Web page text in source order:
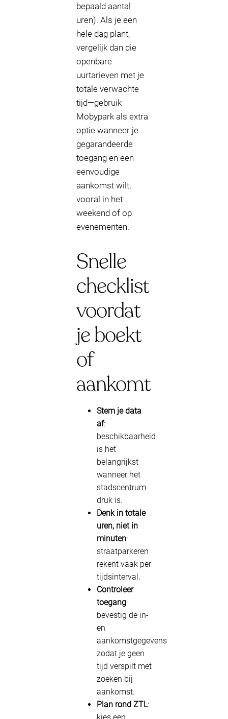
bepaald aantal
uren). Als je een
hele dag plant,
vergelijk dan die
openbare
uurtarieven met je
totale verwachte
tijd—gebruik
Mobypark als extra
optie wanneer je
gegarandeerde
toegang en een
eenvoudige
aankomst wilt,
vooral in het
weekend of op
evenementen.
Snelle
checklist
voordat
je boekt
of
aankomt
Stem je data
af:
beschikbaarheid
is het
belangrijkst
wanneer het
stadscentrum
druk is.
Denk in totale
uren, niet in
minuten:
straatparkeren
rekent vaak per
tijdsinterval.
Controleer
toegang:
bevestig de in-
en
aankomstgegevens
zodat je geen
tijd verspilt met
zoeken bij
aankomst.
Plan rond ZTL: